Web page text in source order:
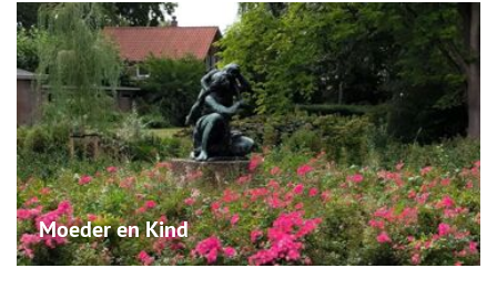
Moeder en Kind